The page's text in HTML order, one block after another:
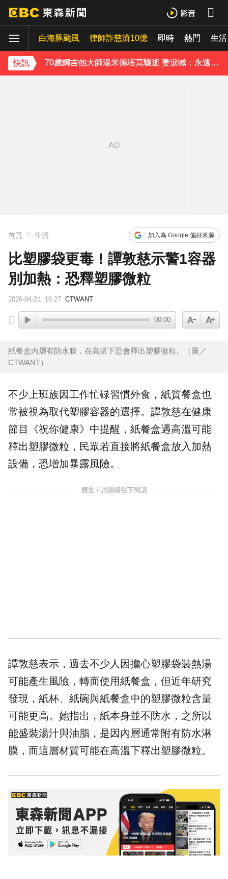
白海豚颱風 律師詐慈濟10億 即時 熱門 生活
快訊
《理財達人秀》X 安聯投信免費講座報名中！搶先卡位 2027
70歲鋼吉他大師湯米德塔莫驟逝 妻淚喊：永遠是我一生摯愛
姜厚任小24歲女友「3碩1博」造假？ 台大回應了
首頁 生活 加入為 Google 偏好來源
比塑膠袋更毒！譚敦慈示警1容器
別加熱：恐釋塑膠微粒
2026-04-21 16:27 CTWANT
00:00
紙餐盒內層有防水膜，在高溫下恐會釋出塑膠微粒。（圖／
CTWANT）
不少上班族因工作忙碌習慣外食 ，紙質餐盒也
常被視為取代塑膠容器的選擇。譚敦慈在健康
節目《祝你健康》中提醒，紙餐盒遇高溫可能
釋出塑膠微粒，民眾若直接將紙餐盒放入 加熱
設備，恐增加暴露風險。
廣告 / 請繼續往下閱讀
譚敦慈表示，過去不少人因擔心塑膠袋裝熱湯
可能產生風險，轉而使用紙餐盒，但近年研究
發現，紙杯、紙碗與紙餐盒中的塑膠微粒含量
可能更高。她指出，紙本身並不防水，之所以
能盛裝湯汁與油脂，是因內層通常附有防水淋
膜，而這層材質可能在高溫下釋出塑膠微粒。